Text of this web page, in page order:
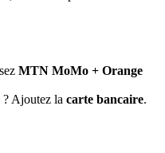
MTN MoMo + Orange
Ajoutez la carte bancaire.